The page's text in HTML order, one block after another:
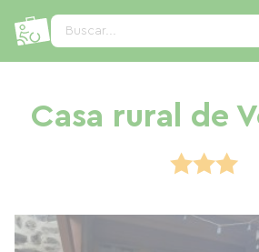
Buscar...
Casa rural de
Panel de gestión de cookies